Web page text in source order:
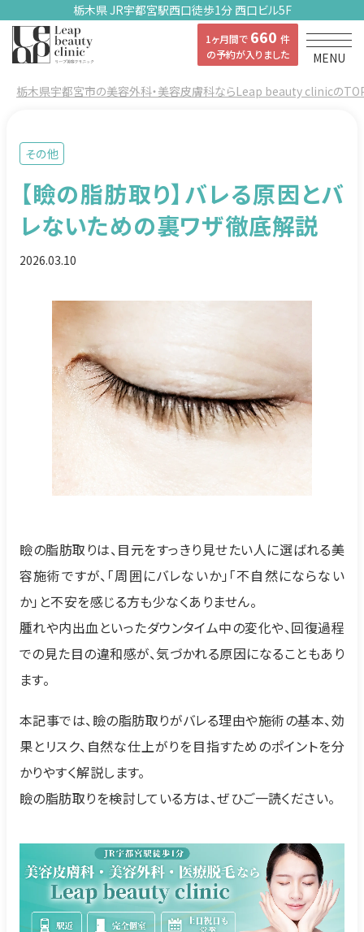
栃木県 JR宇都宮駅西口徒歩1分 西口ビル5F
1ヶ月間で 660 件
の予約が入りました
MENU
栃木県宇都宮市の美容外科・美容皮膚科ならLeap beauty clinicの
その他
【瞼の脂肪取り】バレる原因とバ
レないための裏ワザ徹底解説
2026.03.10
瞼の脂肪取りは、目元をすっきり見せたい人に選ばれる美
容施術ですが、「周囲にバレないか」「不自然にならない
か」と不安を感じる方も少なくありません。
腫れや内出血といったダウンタイム中の変化や、回復過程
での見た目の違和感が、気づかれる原因になることもあり
ます。
本記事では、瞼の脂肪取りがバレる理由や施術の基本、効
果とリスク、自然な仕上がりを目指すためのポイントを分
かりやすく解説します。
瞼の脂肪取りを検討している方は、ぜひご一読ください。